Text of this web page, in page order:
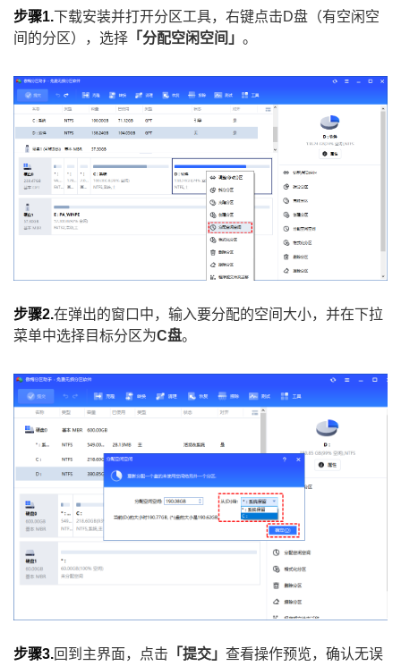
步骤1.下载安装并打开分区工具，右键点击D盘（有空闲空
间的分区），选择 「分配空闲空间」 。
步骤2.在弹出的窗口中，输入要分配的空间大小，并在下拉
菜单中选择目标分区为C盘。
步骤3.回到主界面，点击 「提交」 查看操作预览，确认无误